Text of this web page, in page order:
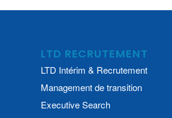
LTD RECRUTEMENT
LTD Intérim & Recrutement
Management de transition
Executive Search